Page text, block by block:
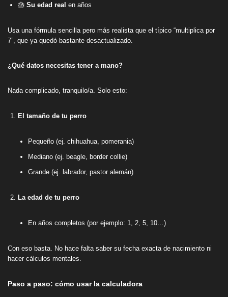
🎂 Su edad real en años
Usa una fórmula sencilla pero más realista que el típico “multiplica por
7”, que ya quedó bastante desactualizado.
¿Qué datos necesitas tener a mano?
Nada complicado, tranquilo/a. Solo esto:
El tamaño de tu perro
Pequeño (ej. chihuahua, pomerania)
Mediano (ej. beagle, border collie)
Grande (ej. labrador, pastor alemán)
La edad de tu perro
En años completos (por ejemplo: 1, 2, 5, 10…)
Con eso basta. No hace falta saber su fecha exacta de nacimiento ni
hacer cálculos mentales.
Paso a paso: cómo usar la calculadora